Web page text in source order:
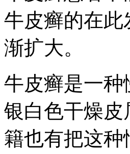
牛皮癣的在
渐扩大。
牛皮癣是一
银白色干燥皮
籍也有把这